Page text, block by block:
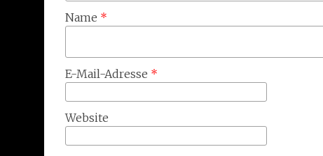
Name *
E-Mail-Adresse *
Website